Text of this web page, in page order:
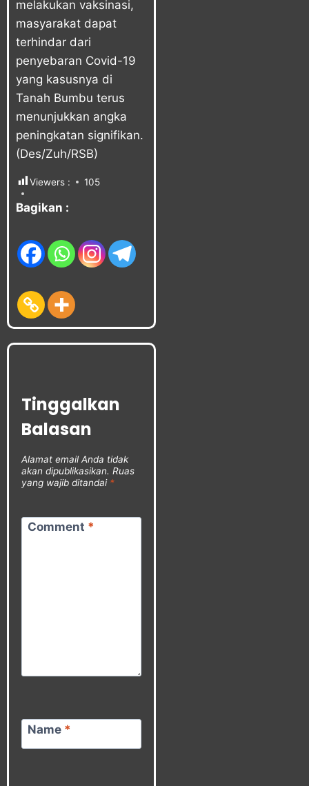
melakukan vaksinasi,
masyarakat dapat
terhindar dari
penyebaran Covid-19
yang kasusnya di
Tanah Bumbu terus
menunjukkan angka
peningkatan signifikan.
(Des/Zuh/RSB)
Viewers : 105
Bagikan :
Tinggalkan
Balasan
Alamat email Anda tidak
akan dipublikasikan. Ruas
yang wajib ditandai *
Comment *
Name *